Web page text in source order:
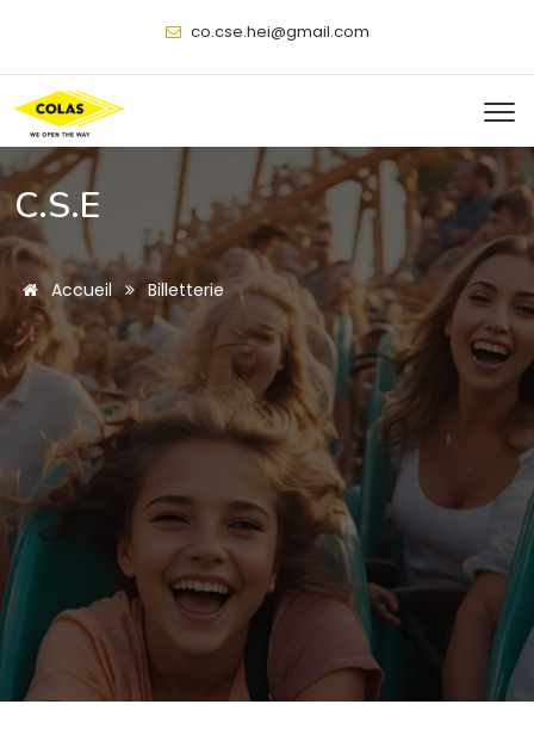
@
C.S.E
Accueil Billetterie